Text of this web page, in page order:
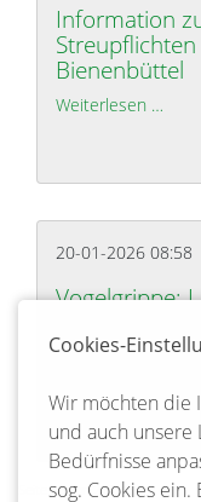
Information
Bienenbüttel
Weiterlesen …
20-01-2026 08:58
Vogelgrippe:
Weiterlesen …
Seite 16 von 217
Cookies-
Wir möchten die
und auch unsere
Bedürfnisse
sog. Cookies